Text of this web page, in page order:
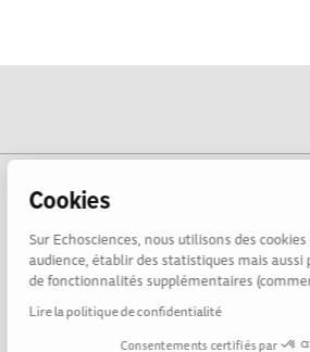
Cookies
Sur Echosciences, nous utilisons des
audience, établir des statistiques mais
de fonctionnalités supplémentaires
Lire la politique de confidentialité
Consentements certifiés par